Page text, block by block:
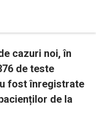
cazuri noi, în
de teste
fost înregistrate
de la